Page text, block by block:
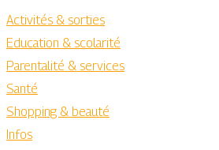
Activités & sorties
Education & scolarité
Parentalité & services
Santé
Shopping & beauté
Infos